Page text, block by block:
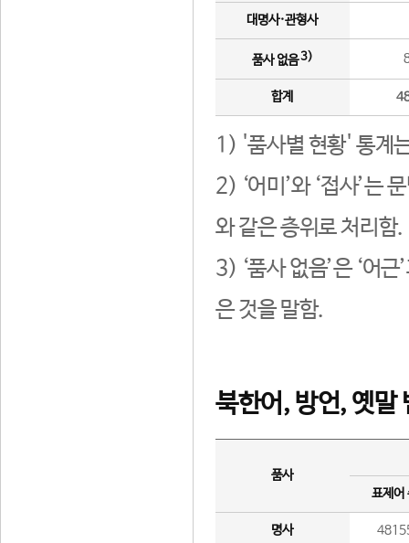
대명사·관형사
품사 없음3)
합계
1) '품사별 현황' 통계
2) ‘어미’와 ‘접사’는
와 같은 층위로 처리함.
3) ‘품사 없음’은 ‘어
은 것을 말함.
북한어, 방언, 옛말
품사
표제어
명사